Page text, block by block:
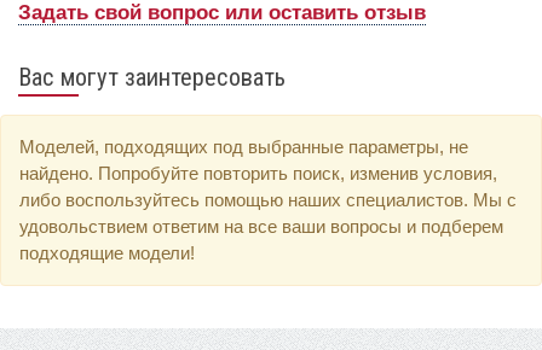
Задать свой вопрос или оставить отзыв
Вас могут заинтересовать
Моделей, подходящих под выбранные параметры, не
найдено. Попробуйте повторить поиск, изменив условия,
либо воспользуйтесь помощью наших специалистов. Мы с
удовольствием ответим на все ваши вопросы и подберем
подходящие модели!